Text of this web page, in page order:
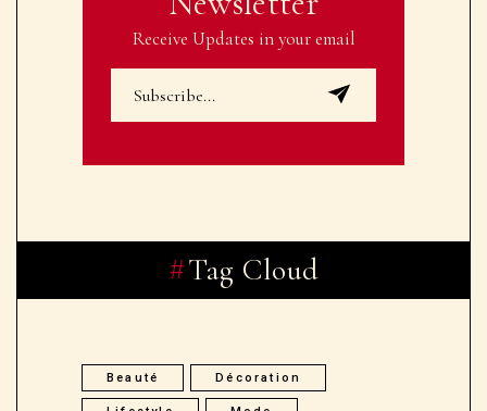
Receive Updates in your email
Tag Cloud
Lifestyle Mode